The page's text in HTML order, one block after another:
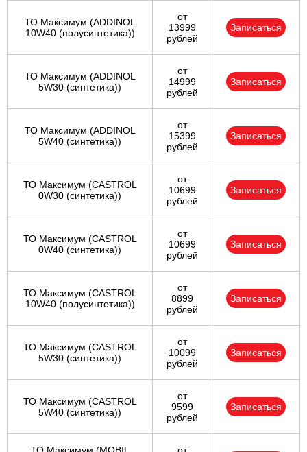
ТО Максимум (ADDINOL
10W40 (полусинтетика))
от
13999
рублей
Записаться
ТО Максимум (ADDINOL
5W30 (синтетика))
от
14999
рублей
Записаться
ТО Максимум (ADDINOL
5W40 (синтетика))
от
15399
рублей
Записаться
ТО Максимум (CASTROL
0W30 (синтетика))
от
10699
рублей
Записаться
ТО Максимум (CASTROL
0W40 (синтетика))
от
10699
рублей
Записаться
ТО Максимум (CASTROL
10W40 (полусинтетика))
от
8899
рублей
Записаться
ТО Максимум (CASTROL
5W30 (синтетика))
от
10099
рублей
Записаться
ТО Максимум (CASTROL
5W40 (синтетика))
от
9599
рублей
Записаться